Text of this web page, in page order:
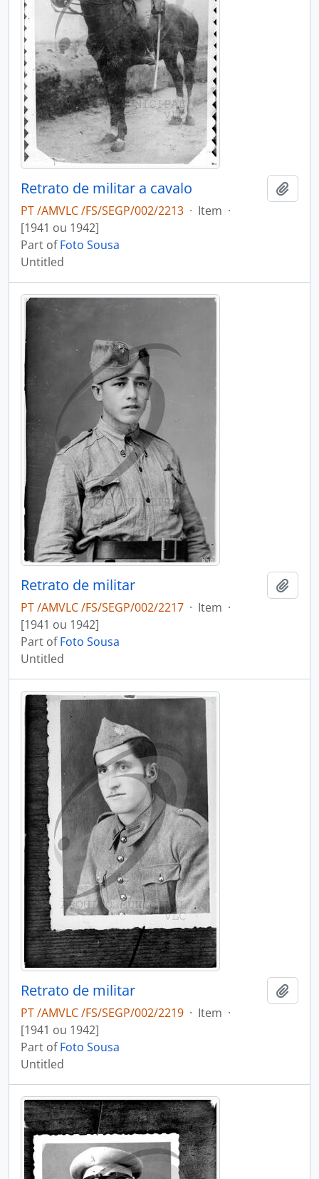
Retrato de militar a cavalo
PT /AMVLC /FS/SEGP/002/2213 · Item ·
[1941 ou 1942]
Part ofFoto Sousa
Untitled
Retrato de militar
PT /AMVLC /FS/SEGP/002/2217 · Item ·
[1941 ou 1942]
Part ofFoto Sousa
Untitled
Retrato de militar
PT /AMVLC /FS/SEGP/002/2219 · Item ·
[1941 ou 1942]
Part ofFoto Sousa
Untitled